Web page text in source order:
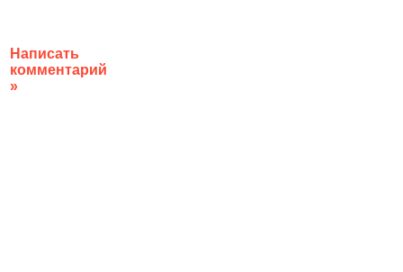
Написать
комментарий
»